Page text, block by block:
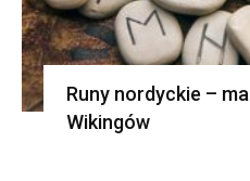
Runy nordyckie –
Wikingów